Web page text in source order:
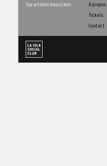
Top artistes mauriciens
A propos
Tickets
Contact